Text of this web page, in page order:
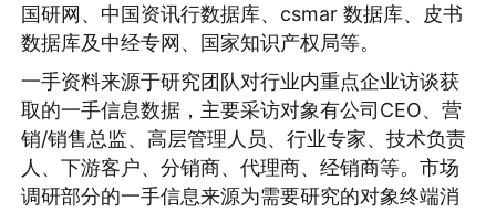
国研网、中国资讯行数据库、csmar 数据库、皮书
数据库及中经专网、国家知识产权局等。
一手资料来源于研究团队对行业内重点企业访谈获
取的一手信息数据，主要采访对象有公司CEO、营
销/销售总监、高层管理人员、行业专家、技术负责
人、下游客户、分销商、代理商、经销商等。市场
调研部分的一手信息来源为需要研究的对象终端消